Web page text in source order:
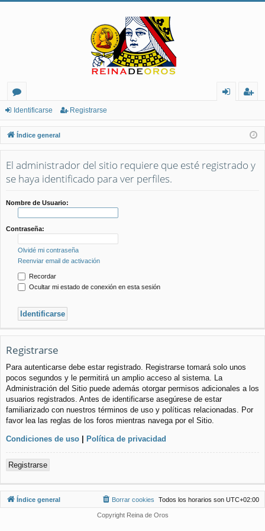
or
os
nt
ifi
ca
ist
ra
rs
Identificarse Registrarse
Índice general
El administrador del sitio requiere que esté registrado y
se haya identificado para ver perfiles.
Nombre de Usuario:
Contraseña:
Olvidé mi contraseña
Reenviar email de activación
Recordar
Ocultar mi estado de conexión en esta sesión
Registrarse
Para autenticarse debe estar registrado. Registrarse tomará solo unos
pocos segundos y le permitirá un amplio acceso al sistema. La
Administración del Sitio puede además otorgar permisos adicionales a los
usuarios registrados. Antes de identificarse asegúrese de estar
familiarizado con nuestros términos de uso y políticas relacionadas. Por
favor lea las reglas de los foros mientras navega por el Sitio.
Condiciones de uso | Política de privacidad
Registrarse
Índice general Todos los horarios son UTC+02:00
Borrar cookies
Copyright Reina de Oros